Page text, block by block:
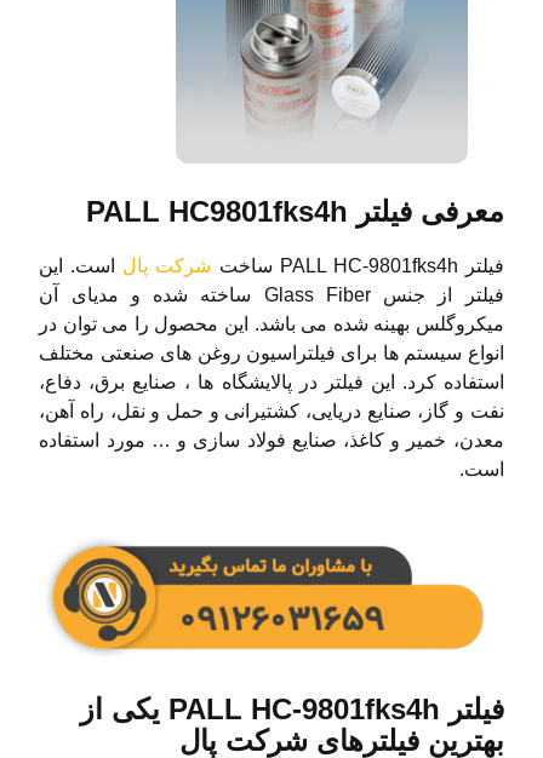
معرفی فیلتر PALL HC9801fks4h
فیلتر PALL HC-9801fks4h ساخت شرکت پال است. این
فیلتر از جنس Glass Fiber ساخته شده و مدیای آن
میکروگلس بهینه شده می باشد. این محصول را می توان در
انواع سیستم ها برای فیلتراسیون روغن های صنعتی مختلف
استفاده کرد. این فیلتر در پالایشگاه ها ، صنایع برق، دفاع،
نفت و گاز، صنایع دریایی، کشتیرانی و حمل و نقل، راه آهن،
معدن، خمیر و کاغذ، صنایع فولاد سازی و … مورد استفاده
است.
فیلتر PALL HC-9801fks4h یکی از
بهترین فیلترهای شرکت پال